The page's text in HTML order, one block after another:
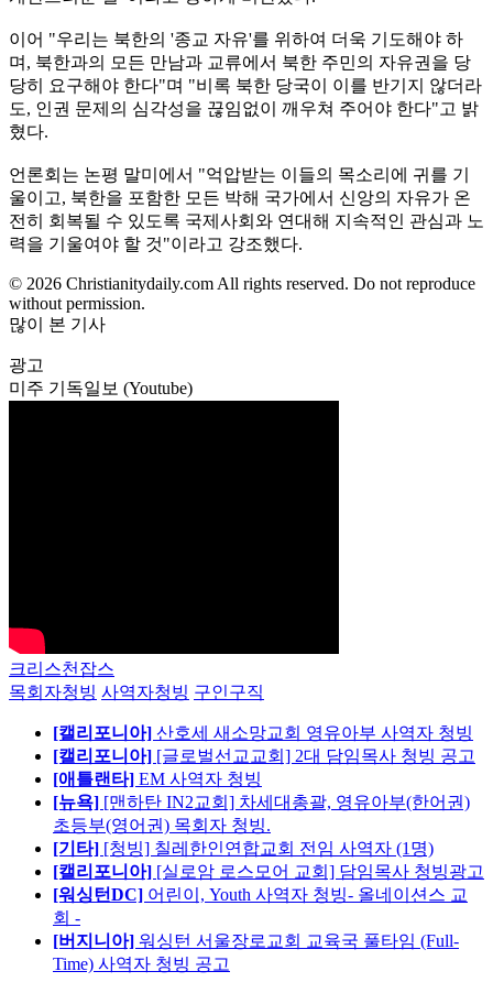
이어 "우리는 북한의 '종교 자유'를 위하여 더욱 기도해야 하
며, 북한과의 모든 만남과 교류에서 북한 주민의 자유권을 당
당히 요구해야 한다"며 "비록 북한 당국이 이를 반기지 않더라
도, 인권 문제의 심각성을 끊임없이 깨우쳐 주어야 한다"고 밝
혔다.
언론회는 논평 말미에서 "억압받는 이들의 목소리에 귀를 기
울이고, 북한을 포함한 모든 박해 국가에서 신앙의 자유가 온
전히 회복될 수 있도록 국제사회와 연대해 지속적인 관심과 노
력을 기울여야 할 것"이라고 강조했다.
© 2026 Christianitydaily.com All rights reserved. Do not reproduce
without permission.
많이 본 기사
광고
미주 기독일보 (Youtube)
크리스천잡스
목회자청빙 사역자청빙 구인구직
[캘리포니아] 산호세 새소망교회 영유아부 사역자 청빙
[캘리포니아] [글로벌선교교회] 2대 담임목사 청빙 공고
[애틀랜타] EM 사역자 청빙
[뉴욕] [맨하탄 IN2교회] 차세대총괄, 영유아부(한어권)
초등부(영어권) 목회자 청빙.
[기타] [청빙] 칠레한인연합교회 전임 사역자 (1명)
[캘리포니아] [실로암 로스모어 교회] 담임목사 청빙광고
[워싱턴DC] 어린이, Youth 사역자 청빙- 올네이션스 교
회 -
[버지니아] 워싱턴 서울장로교회 교육국 풀타임 (Full-
Time) 사역자 청빙 공고